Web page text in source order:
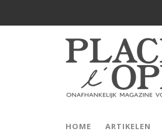
HOME ARTIKELEN